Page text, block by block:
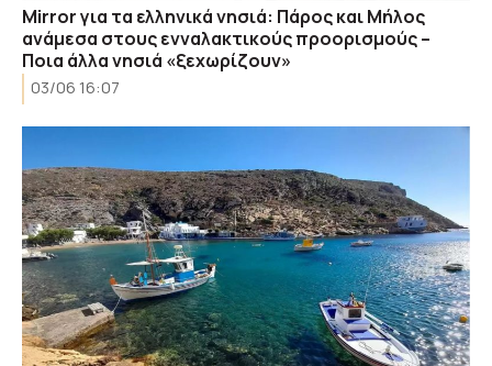
Mirror για τα ελληνικά νησιά: Πάρος και Μήλος
ανάμεσα στους ενναλακτικούς προορισμούς –
Ποια άλλα νησιά «ξεχωρίζουν»
03/06 16:07